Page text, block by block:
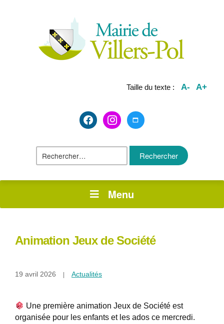
Taille du texte : A- A+
facebook2instagrammaximize
Rechercher :
Menu
Animation Jeux de Société
19 avril 2026 Actualités
Une première animation Jeux de Société est
organisée pour les enfants et les ados ce mercredi.